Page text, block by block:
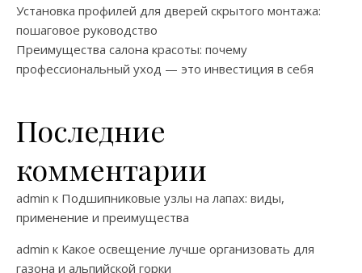
Установка профилей для дверей скрытого монтажа:
пошаговое руководство
Преимущества салона красоты: почему
профессиональный уход — это инвестиция в себя
Последние
комментарии
admin к Подшипниковые узлы на лапах: виды,
применение и преимущества
admin к Какое освещение лучше организовать для
газона и альпийской горки